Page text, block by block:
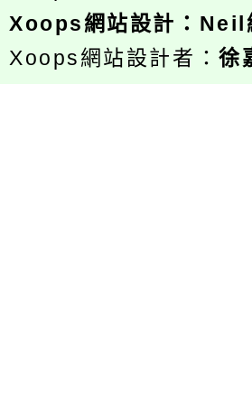
Xoops網站設計 ： Neil
Xoops網站設計者：徐